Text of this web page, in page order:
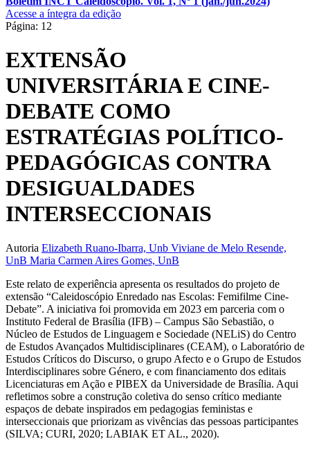
Acesse a íntegra da edição
Página: 12
EXTENSÃO
UNIVERSITÁRIA E CINE-
DEBATE COMO
ESTRATÉGIAS POLÍTICO-
PEDAGÓGICAS CONTRA
DESIGUALDADES
INTERSECCIONAIS
Autoria Elizabeth Ruano-Ibarra, Unb Viviane de Melo Resende,
UnB Maria Carmen Aires Gomes, UnB
Este relato de experiência apresenta os resultados do projeto de
extensão “Caleidoscópio Enredado nas Escolas: Femifilme Cine-
Debate”. A iniciativa foi promovida em 2023 em parceria com o
Instituto Federal de Brasília (IFB) – Campus São Sebastião, o
Núcleo de Estudos de Linguagem e Sociedade (NELiS) do Centro
de Estudos Avançados Multidisciplinares (CEAM), o Laboratório de
Estudos Críticos do Discurso, o grupo Afecto e o Grupo de Estudos
Interdisciplinares sobre Género, e com financiamento dos editais
Licenciaturas em Ação e PIBEX da Universidade de Brasília. Aqui
refletimos sobre a construção coletiva do senso crítico mediante
espaços de debate inspirados em pedagogias feministas e
interseccionais que priorizam as vivências das pessoas participantes
(SILVA; CURI, 2020; LABIAK ET AL., 2020).